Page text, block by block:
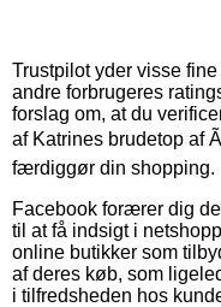
Trustpilot yder visse
andre forbrugeres
forslag om, at du
af Katrines brudetop af
færdiggør din shopping.
Facebook forærer dig
til at få indsigt i
online butikker som
af deres køb, som
i tilfredsheden hos